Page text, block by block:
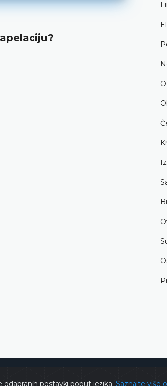
odabranih postavki poput jezika. Saznajte više
Copyrights @ 2026